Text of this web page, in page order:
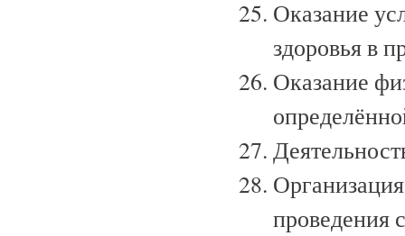
Оказание
здоровья в
Оказание
проведения